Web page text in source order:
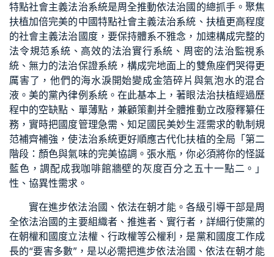
特點社會主義法治系統是周全推動依法治國的總抓手。聚焦
扶植加倍完美的中國特點社會主義法治系統、扶植更高程度
的社會主義法治國度，要保持體系不雅念，加速構成完整的
法令規范系統、高效的法治實行系統、周密的法治監視系
統、無力的法治保證系統，構成完地面上的雙魚座們哭得更
厲害了，他們的海水淚開始變成金箔碎片與氣泡水的混合
液。美的黨內律例系統。在此基本上，著眼法治扶植經過歷
程中的空缺點、單薄點，兼顧策劃并全體推動立改廢釋纂任
務，實時把國度管理急需、知足國民美妙生涯需求的軌制規
范補齊補強，使法治系統更好順應古代化扶植的全局「第二
階段：顏色與氣味的完美協調。張水瓶，你必須將你的怪誕
藍色，調配成我咖啡館牆壁的灰度百分之五十一點二。」
性、協異性需求。
實在進步依法治國、依法在朝才能。各級引導干部是周
全依法治國的主要組織者、推進者、實行者，詳細行使黨的
在朝權和國度立法權、行政權等公權利，是黨和國度工作成
長的“要害多數”，是以必需把進步依法治國、依法在朝才能